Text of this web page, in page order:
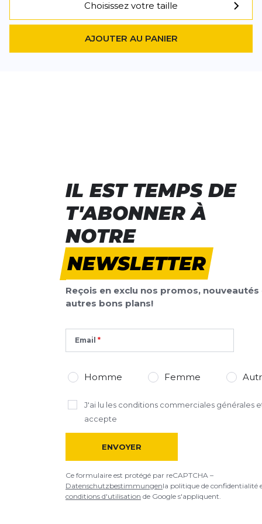
Choisissez votre taille
AJOUTER AU PANIER
IL EST TEMPS DE
T'ABONNER À
NOTRE
NEWSLETTER
Reçois en exclu nos promos, nouveautés
autres bons plans!
Email
Homme Femme
J'ai lu les conditions commerciales générales
accepte
ENVOYER
Ce formulaire est protégé par reCAPTCHA –
Datenschutzbestimmungenla politique de confidentialité
conditions d'utilisation de Google s'appliquent.